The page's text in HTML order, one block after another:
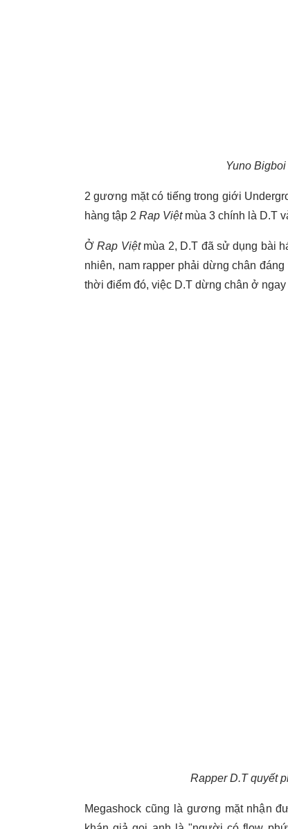
Yuno
2 gương mặt có tiếng trong giới
hàng tập 2 Rap Việt mùa 3 chính là D.T
ỞRap Việtmùa 2, D.T đã sử dụng bài
nhiên, nam rapper phải dừng chân
thời điểm đó, việc D.T dừng chân ở
Rapper D.T quyết
Megashock cũng là gương mặt nhận